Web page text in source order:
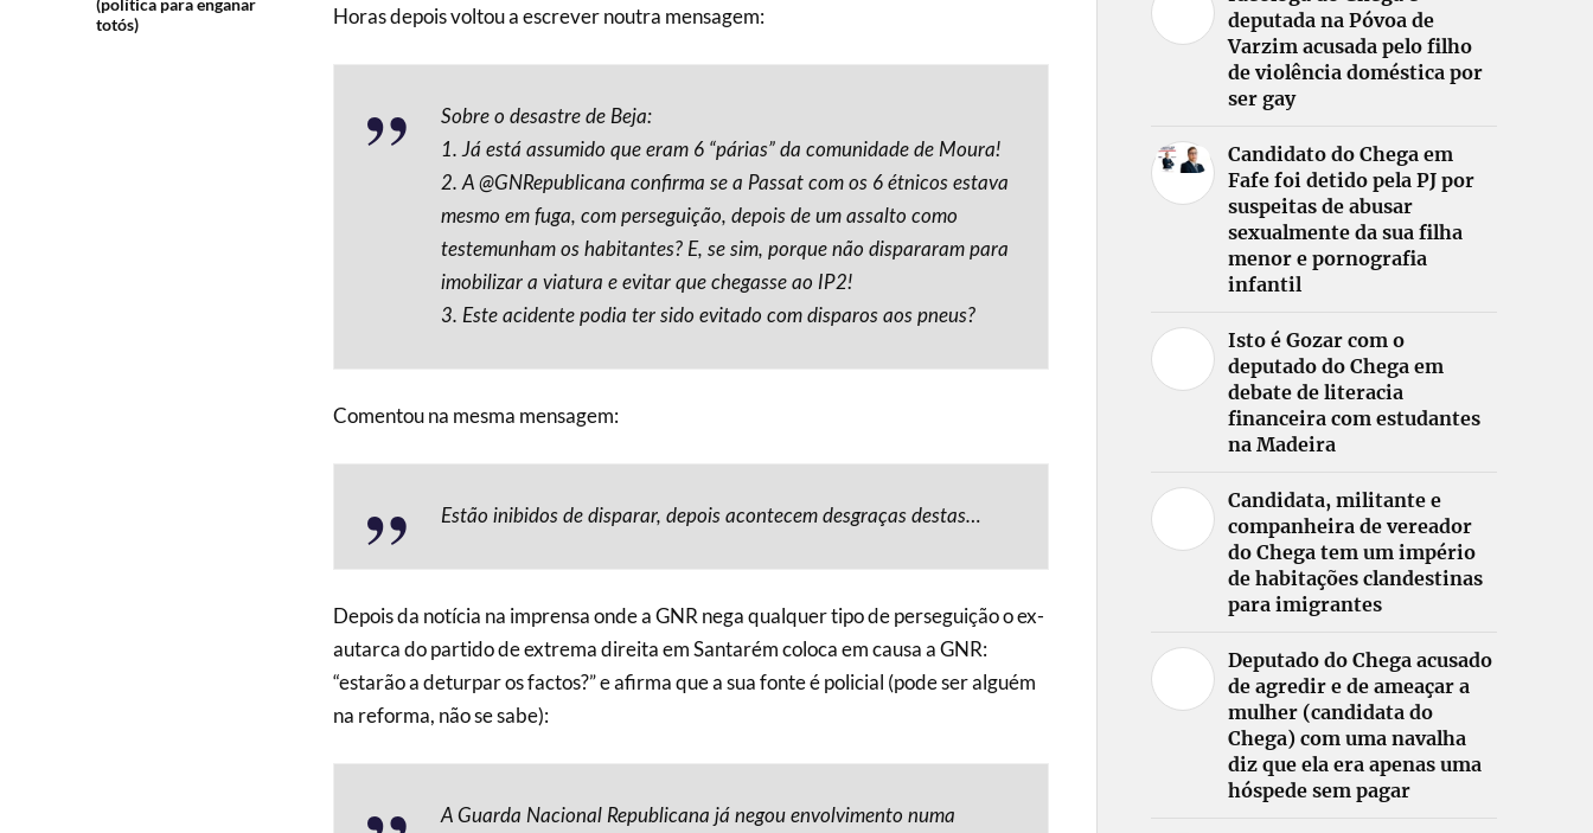
(política para enganar
totós)
Horas depois voltou a escrever noutra mensagem:
Sobre o desastre de Beja:
1. Já está assumido que eram 6 “párias” da comunidade de Moura!
2. A @GNRepublicana confirma se a Passat com os 6 étnicos estava
mesmo em fuga, com perseguição, depois de um assalto como
testemunham os habitantes? E, se sim, porque não dispararam para
imobilizar a viatura e evitar que chegasse ao IP2!
3. Este acidente podia ter sido evitado com disparos aos pneus?
Comentou na mesma mensagem:
Estão inibidos de disparar, depois acontecem desgraças destas…
Depois da notícia na imprensa onde a GNR nega qualquer tipo de perseguição o ex-
autarca do partido de extrema direita em Santarém coloca em causa a GNR:
“estarão a deturpar os factos?” e afirma que a sua fonte é policial (pode ser alguém
na reforma, não se sabe):
A Guarda Nacional Republicana já negou envolvimento numa
deputada na Póvoa de
Varzim acusada pelo filho
de violência doméstica por
ser gay
Candidato do Chega em
Fafe foi detido pela PJ por
suspeitas de abusar
sexualmente da sua filha
menor e pornografia
infantil
Isto é Gozar com o
deputado do Chega em
debate de literacia
financeira com estudantes
na Madeira
Candidata, militante e
companheira de vereador
do Chega tem um império
de habitações clandestinas
para imigrantes
Deputado do Chega acusado
de agredir e de ameaçar a
mulher (candidata do
Chega) com uma navalha
diz que ela era apenas uma
hóspede sem pagar